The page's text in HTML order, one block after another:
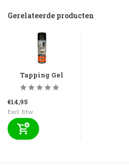
Gerelateerde producten
Tapping Gel
€14,95
Excl. btw